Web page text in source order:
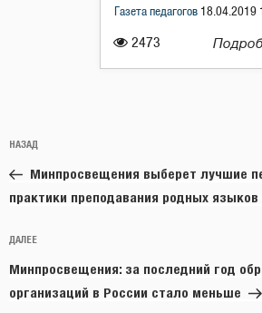
2473
Газета педагогов 18.04.2019
по
записям
Предыдущая
запись:
НАЗАД
Минпросвещения выберет лучшие
практики преподавания родных
Следующая
запись
ДАЛЕЕ
Минпросвещения: за последний год
организаций в России стало меньше